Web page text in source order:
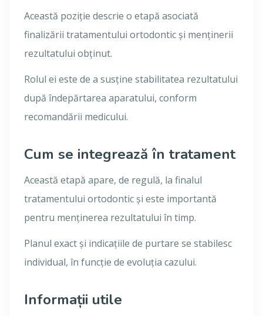
Această poziție descrie o etapă asociată
finalizării tratamentului ortodontic și menținerii
rezultatului obținut.
Rolul ei este de a susține stabilitatea rezultatului
după îndepărtarea aparatului, conform
recomandării medicului.
Cum se integrează în tratament
Această etapă apare, de regulă, la finalul
tratamentului ortodontic și este importantă
pentru menținerea rezultatului în timp.
Planul exact și indicațiile de purtare se stabilesc
individual, în funcție de evoluția cazului.
Informații utile